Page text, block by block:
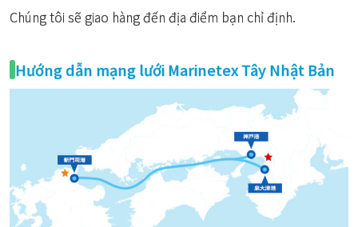
Chúng tôi sẽ giao hàng đến địa điểm bạn chỉ định.
Hướng dẫn mạng lưới Marinetex Tây Nhật Bản